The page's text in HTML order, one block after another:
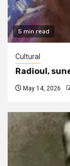
5 min read
Cultural
Radioul,
May 14, 2026